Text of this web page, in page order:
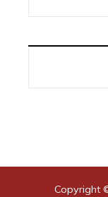
Copyright